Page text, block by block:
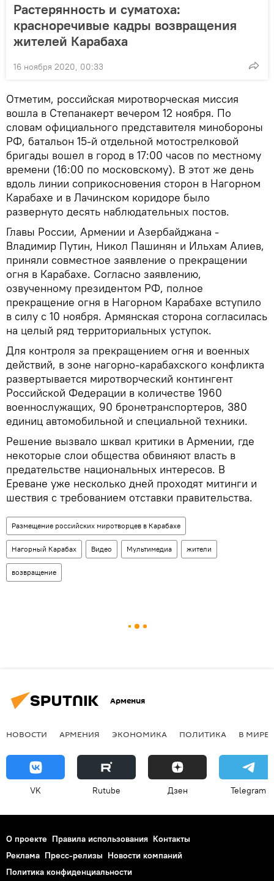
Растерянность и суматоха:
красноречивые кадры возвращения
жителей Карабаха
16 ноября 2020, 00:33
Отметим, российская миротворческая миссия
вошла в Степанакерт вечером 12 ноября. По
словам официального представителя минобороны
РФ, батальон 15-й отдельной мотострелковой
бригады вошел в город в 17:00 часов по местному
времени (16:00 по московскому). В этот же день
вдоль линии соприкосновения сторон в Нагорном
Карабахе и в Лачинском коридоре было
развернуто десять наблюдательных постов.
Главы России, Армении и Азербайджана -
Владимир Путин, Никол Пашинян и Ильхам Алиев,
приняли совместное заявление о прекращении
огня в Карабахе. Согласно заявлению,
озвученному президентом РФ, полное
прекращение огня в Нагорном Карабахе вступило
в силу с 10 ноября. Армянская сторона согласилась
на целый ряд территориальных уступок.
Для контроля за прекращением огня и военных
действий, в зоне нагорно-карабахского конфликта
развертывается миротворческий контингент
Российской Федерации в количестве 1960
военнослужащих, 90 бронетранспортеров, 380
единиц автомобильной и специальной техники.
Решение вызвало шквал критики в Армении, где
некоторые слои общества обвиняют власть в
предательстве национальных интересов. В
Ереване уже несколько дней проходят митинги и
шествия с требованием отставки правительства.
Размещение российских миротворцев в Карабахе
Нагорный Карабах Видео Мультимедиа жители
возвращение
Армения
НОВОСТИ АРМЕНИЯ ЭКОНОМИКА ПОЛИТИКА В МИРЕ
VK Rutube Дзен Telegram
О проекте Правила использования Контакты
Реклама Пресс-релизы Новости компаний
Политика конфиденциальности